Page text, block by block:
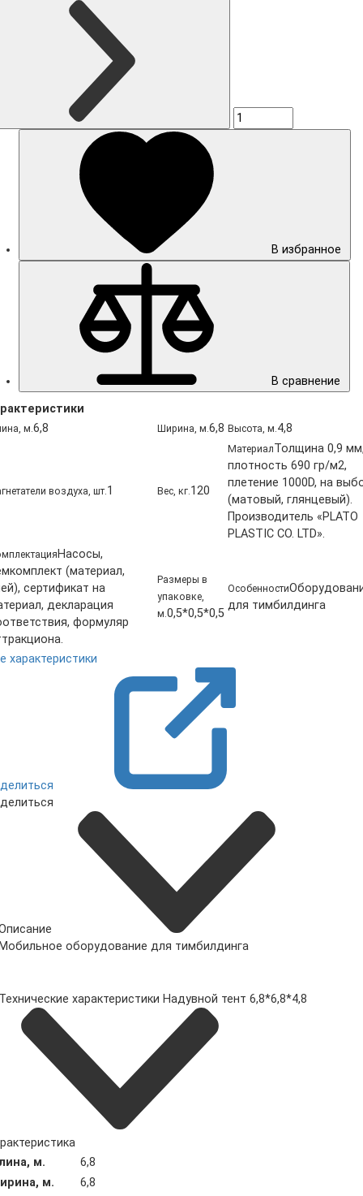
В избранное
В сравнение
м. 6,8 Ширина, м. 6,8 Высота, м. 4,8
воздуха, шт. 1 Вес, кг. 120
МатериалТолщина 0,9
плотность 690 гр/м2,
плетение 1000D, на
(матовый, глянцевый).
Производитель «PLATO
PLASTIC CO. LTD».
Насосы,
(материал,
сертификат на
декларация
формуляр
Размеры в
упаковке,
м. 0,5*0,5*0,5
Особенности
для тимбилдинга
характеристики
оборудование для тимбилдинга
характеристики Надувной тент 6,8*6,8*4,8
м.
6,8
м.
6,8